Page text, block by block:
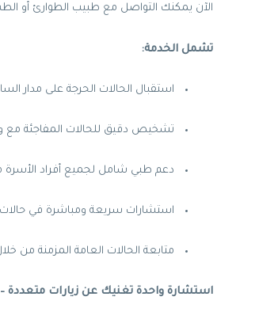
الآن يمكنك التواصل مع طبيب الطوارئ أو
تشمل الخدمة:
استقبال الحالات الحرجة على مدار
تشخيص دقيق للحالات المفاجئة مع
دعم طبي شامل لجميع أفراد الأسرة
استشارات سريعة ومباشرة في حالات
متابعة الحالات العامة المزمنة من
استشارة واحدة تغنيك عن زيارات متعددة –